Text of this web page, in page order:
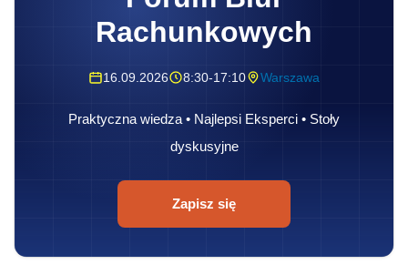
Rachunkowych
16.09.2026 8:30-17:10 Warszawa
Praktyczna wiedza • Najlepsi Eksperci • Stoły
dyskusyjne
Zapisz się